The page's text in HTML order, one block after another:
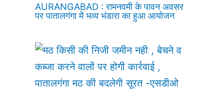
AURANGABAD : रामनवमी के पावन अवसर
पर पातालगंगा में भव्य भंडारा का हुआ आयोजन